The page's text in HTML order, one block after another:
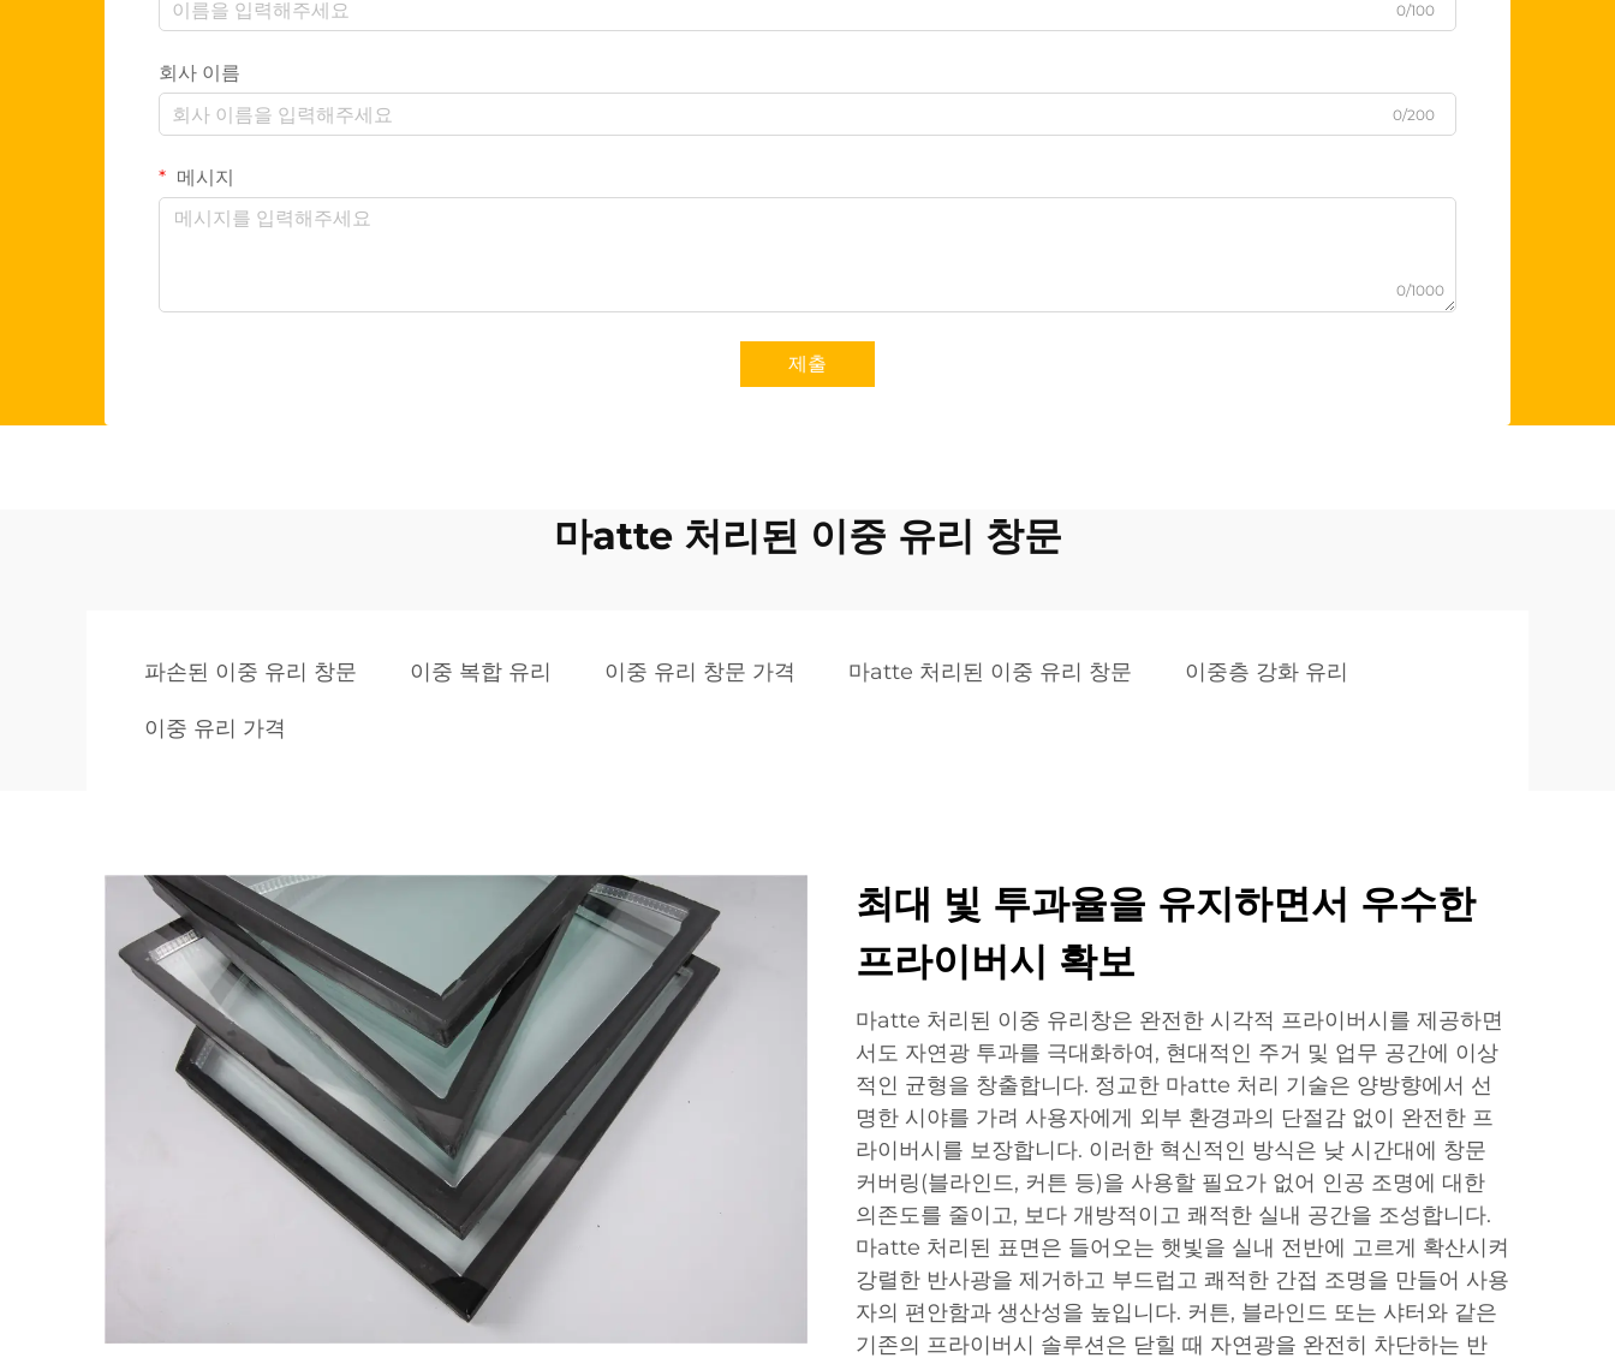
0/100
회사 이름
0/200
메시지
0/1000
제출
마atte 처리된 이중 유리 창문
파손된 이중 유리 창문 이중 복합 유리 이중 유리 창문 가격 마atte 처리된 이중 유리 창문 이중층 강화 유리
이중 유리 가격
최대 빛 투과율을 유지하면서 우수한
프라이버시 확보
마atte 처리된 이중 유리창은 완전한 시각적 프라이버시를 제공하면
서도 자연광 투과를 극대화하여, 현대적인 주거 및 업무 공간에 이상
적인 균형을 창출합니다. 정교한 마atte 처리 기술은 양방향에서 선
명한 시야를 가려 사용자에게 외부 환경과의 단절감 없이 완전한 프
라이버시를 보장합니다. 이러한 혁신적인 방식은 낮 시간대에 창문
커버링(블라인드, 커튼 등)을 사용할 필요가 없어 인공 조명에 대한
의존도를 줄이고, 보다 개방적이고 쾌적한 실내 공간을 조성합니다.
마atte 처리된 표면은 들어오는 햇빛을 실내 전반에 고르게 확산시켜
강렬한 반사광을 제거하고 부드럽고 쾌적한 간접 조명을 만들어 사용
자의 편안함과 생산성을 높입니다. 커튼, 블라인드 또는 샤터와 같은
기존의 프라이버시 솔루션은 닫힐 때 자연광을 완전히 차단하는 반